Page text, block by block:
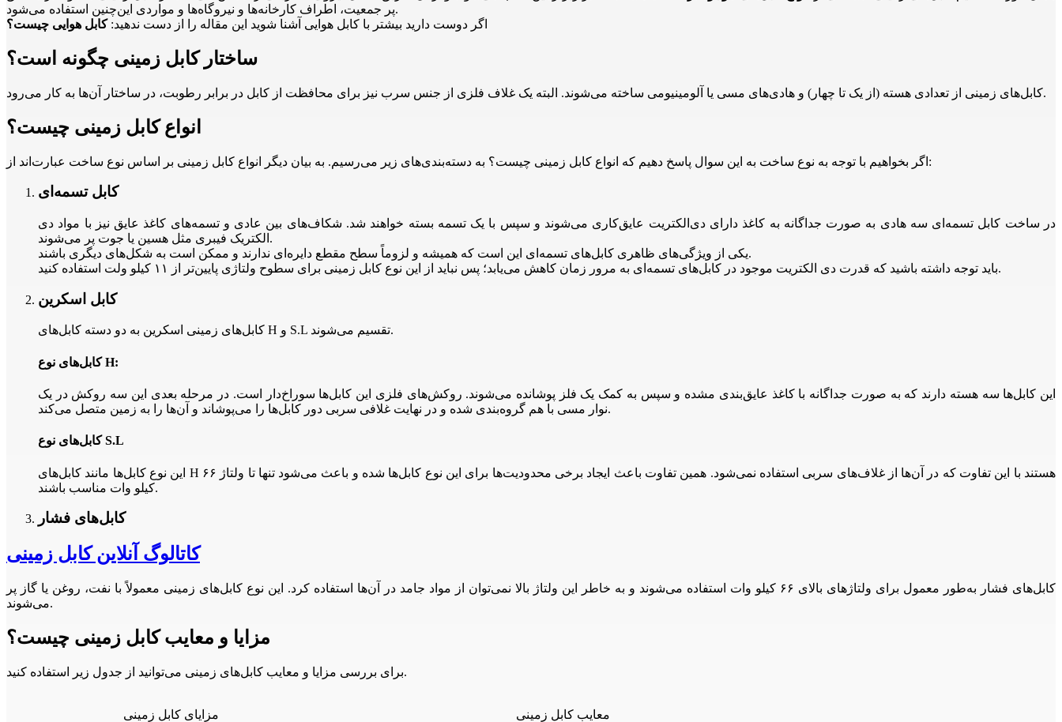
پر جمعیت، اطراف کارخانه‌ها و نیروگا‌ه‌ها و مواردی این‌چنین استفاده می‌شود.
اگر دوست دارید بیشتر با کابل هوایی آشنا شوید این مقاله را از دست ندهید:کابل هوایی چیست؟
ساختار کابل زمینی چگونه است؟
کابل‌های زمینی از تعدادی هسته (از یک تا چهار) و هادی‌های مسی یا آلومینیومی ساخته می‌شوند. البته یک غلاف فلزی از جنس سرب نیز برای محافظت از کابل در برابر رطوبت، در ساختار آن‌ها به کار می‌رود.
انواع کابل زمینی چیست؟
اگر بخواهیم با توجه به نوع ساخت به این سوال پاسخ دهیم که انواع کابل زمینی چیست؟ به دسته‌بندی‌های زیر می‌رسیم. به بیان دیگر انواع کابل زمینی بر اساس نوع ساخت عبارت‌اند از:
کابل‌ تسمه‌ای
در ساخت کابل‌ تسمه‌ای سه هادی به صورت جداگانه به کاغذ دارای دی‌الکتریت عایق‌کاری می‌شوند و سپس با یک تسمه بسته خواهند شد. شکاف‌های بین عادی و تسمه‌های کاغذ عایق نیز با مواد دی
الکتریک فیبری مثل هسین یا جوت پر می‌شوند.
یکی از ویژگی‌های ظاهری کابل‌های تسمه‌ای این است که همیشه و لزوماً سطح مقطع دایره‌ای ندارند و ممکن است به شکل‌های دیگری باشند.
باید توجه داشته باشید که قدرت دی الکتریت موجود در کابل‌های تسمه‌ای به مرور زمان کاهش می‌یابد؛ پس نباید از این نوع کابل زمینی برای سطوح ولتاژی پایین‌تر از ۱۱ کیلو ولت استفاده کنید.
کابل اسکرین
کابل‌های زمینی اسکرین به دو دسته کابل‌های H و S.L تقسیم می‌شوند.
کابل‌های نوع H:
این کابل‌ها سه هسته دارند که به صورت جداگانه با کاغذ عایق‌بندی مشده و سپس به کمک یک فلز پوشانده می‌شوند. روکش‌های فلزی این کابل‌ها سوراخ‌دار است. در مرحله بعدی این سه روکش در یک
نوار مسی با هم گروه‌بندی شده و در نهایت غلافی سربی دور کابل‌ها را می‌پوشاند و آن‌ها را به زمین متصل می‌کند.
کابل‌های نوع S.L
این نوع کابل‌ها مانند کابل‌های H هستند با این تفاوت که در آن‌ها از غلاف‌های سربی استفاده نمی‌شود. همین تفاوت باعث ایجاد برخی محدودیت‌ها برای این نوع کابل‌ها شده و باعث می‌شود تنها تا ولتاژ ۶۶
کیلو وات مناسب باشند.
کابل‌های فشار
کاتالوگ آنلاین کابل زمینی
کابل‌های فشار به‌طور معمول برای ولتاژ‌های بالای ۶۶ کیلو وات استفاده می‌شوند و به خاطر این ولتاژ بالا نمی‌توان از مواد جامد در آن‌ها استفاده کرد. این نوع کابل‌های زمینی معمولاً با نفت، روغن یا گاز پر
می‌شوند.
مزایا و معایب کابل زمینی چیست؟
برای بررسی مزایا و معایب کابل‌های زمینی می‌توانید از جدول زیر استفاده کنید.
مزایای کابل زمینی معایب کابل زمینی